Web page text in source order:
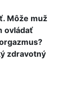
Môže muž
ovládať
zdravotný